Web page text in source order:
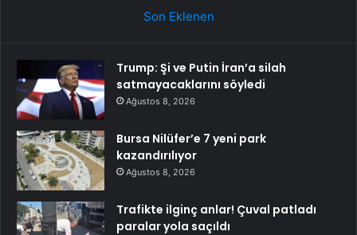
Son Eklenen
Trump: Şi ve Putin İran’a silah
satmayacaklarını söyledi
Ağustos 8, 2026
Bursa Nilüfer’e 7 yeni park
kazandırılıyor
Ağustos 8, 2026
Trafikte ilginç anlar! Çuval patladı
paralar yola saçıldı